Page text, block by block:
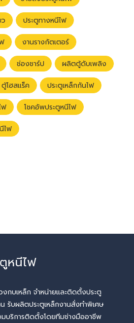
ประตูทางหนีไฟ
งานรางกัตเตอร์
ช่องชาร์ป ผลิตตู้ดับเพลิง
โฮสแร็ค ประตูเหล็กกันไฟ
ฟ โชคอัพประตูหนีไฟ
ไฟ
หนีไฟ
งกบเหล็ก จำหน่ายและติดตั้งประตู
รับผลิตประตูเหล็กงานสั่งทำพิเศษ
มบริการติดตั้งโดยทีมช่างมืออาชีพ